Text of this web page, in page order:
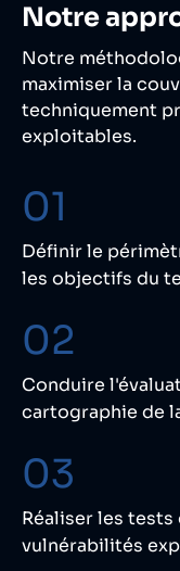
Notre
Notre
maximiser la
techniquement
exploitables.
01
Définir le
les objectifs du
02
Conduire
cartographie de
03
Réaliser les
vulnérabilités